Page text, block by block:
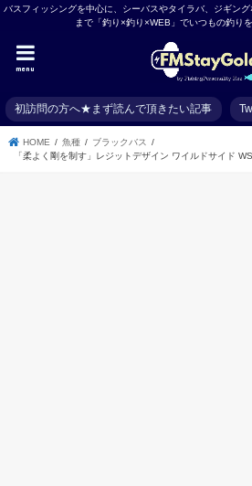
バスフィッシングを中心に、シーバスやタイラバ、ジギン
まで「釣り×釣り×WEB」でいつもの釣り
menu
初訪問の方へ★まず読んで頂きたい記事
HOME 魚種
ブラックバス
「柔よく剛を制す」レジットデザイン ワイルドサイド